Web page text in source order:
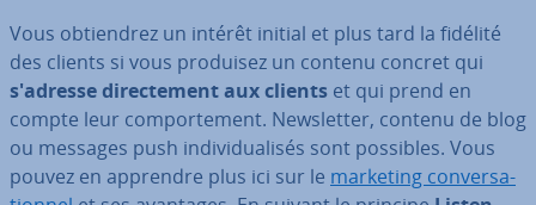
Vous ob­tien­drez un intérêt initial et plus tard la fidélité
des clients si vous produisez un contenu concret qui
s'adresse di­rec­te­ment aux clients et qui prend en
compte leur com­por­te­ment. News­let­ter, contenu de blog
ou messages push in­di­vi­dua­li­sés sont possibles. Vous
pouvez en apprendre plus ici sur le marketing con­ver­sa­